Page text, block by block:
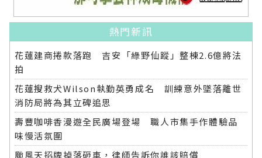
熱門新訊
花蓮建商捲款落跑 吉安「綠野仙蹤」整棟2.6億將法
拍
花蓮搜救犬Wilson執勤英勇成名 訓練意外墜落離世
消防局將為其立碑追思
壽豐咖啡香漫遊全民廣場登場 職人市集手作體驗品
味慢活氛圍
颱風天招牌掉落砸車，律師告訴你誰該賠償